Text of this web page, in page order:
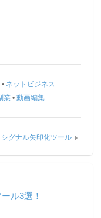
• ネットビジネス
業 • 動画編集
シグナル矢印化ツール
ル3選！